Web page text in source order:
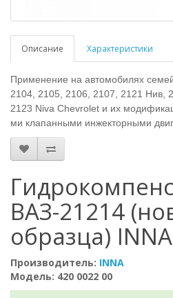
Описание Характеристики
Применение на автомобилях
2104, 2105, 2106, 2107, 2121 Нив,
2123 Niva Chevrolet и их
ми клапанными инжекторными
ВАЗ-21214
образца) INNA
Производитель: INNA
Модель: 420 0022 00